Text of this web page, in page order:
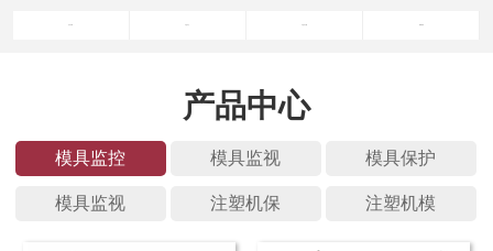
产品中心
模具监控 模具监视 模具保护
模具监视 注塑机保 注塑机模